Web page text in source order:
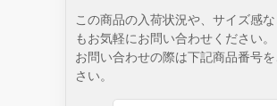
この商品の入荷状況や、サイズ感
もお気軽にお問い合わせください。
お問い合わせの際は下記商品番号
さい。